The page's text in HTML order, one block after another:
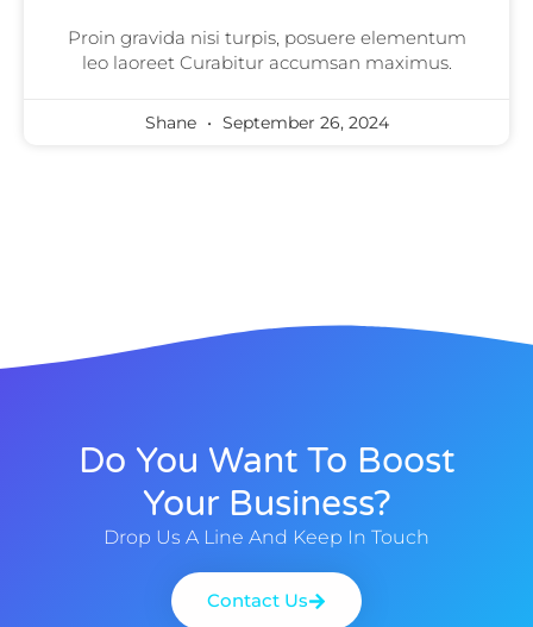
Proin gravida nisi turpis, posuere elementum
leo laoreet Curabitur accumsan maximus.
Shane September 26, 2024
Do You Want To Boost
Your Business?
Drop Us A Line And Keep In Touch
Contact Us